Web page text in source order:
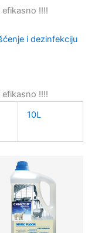
efikasno !!!!
i dezinfekciju
efikasno !!!!
10L